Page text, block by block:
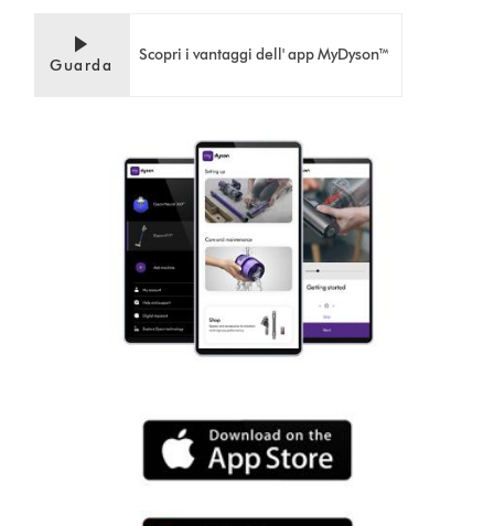
Guarda
Scopri i vantaggi dell' app MyDyson™